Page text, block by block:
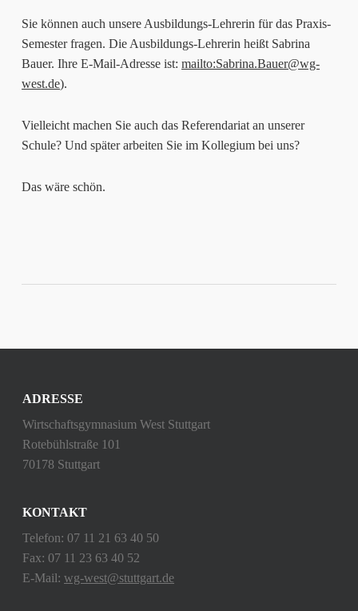
Sie können auch unsere Ausbildungs-Lehrerin für das Praxis-
Semester fragen. Die Ausbildungs-Lehrerin heißt Sabrina
Bauer. Ihre E-Mail-Adresse ist:mailto:Sabrina.Bauer@wg-
west.de).
Vielleicht machen Sie auch das Referendariat an unserer
Schule? Und später arbeiten Sie im Kollegium bei uns?
Das wäre schön.
ADRESSE
Wirtschaftsgymnasium West Stuttgart
Rotebühlstraße 101
70178 Stuttgart
KONTAKT
Telefon: 07 11 21 63 40 50
Fax: 07 11 23 63 40 52
E-Mail: wg-west@stuttgart.de